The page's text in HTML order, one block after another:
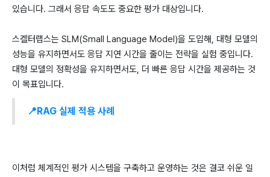
있습니다. 그래서 응답 속도도 중요한 평가 대상입니다.
스켈터랩스는 SLM(Small Language Model)을 도입해, 대형 모델의
성능을 유지하면서도 응답 지연 시간을 줄이는 전략을 실험 중입니다.
대형 모델의 정확성을 유지하면서도, 더 빠른 응답 시간을 제공하는 것
이 목표입니다.
📍RAG 실제 적용 사례
이처럼 체계적인 평가 시스템을 구축하고 운영하는 것은 결코 쉬운 일